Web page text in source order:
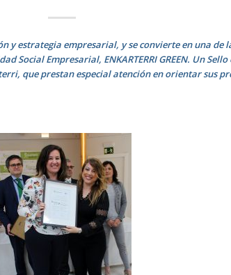
y estrategia empresarial, y se convierte en una de
Social Empresarial, ENKARTERRI GREEN. Un
que prestan especial atención en orientar sus